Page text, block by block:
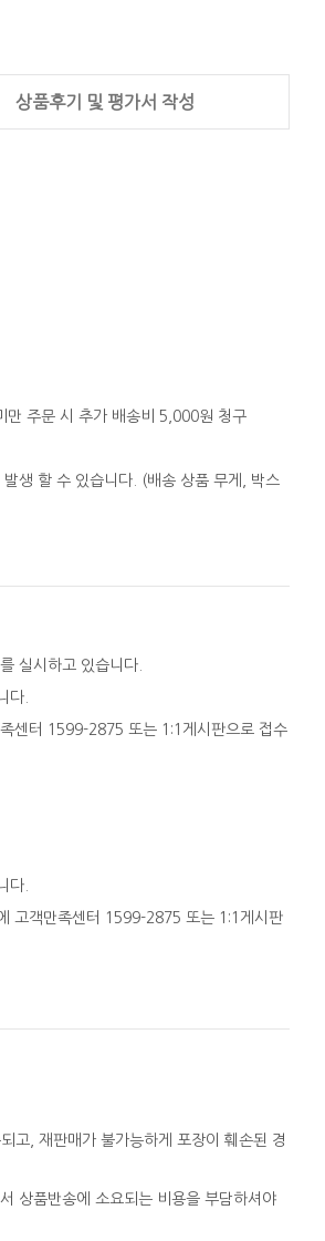
상품후기 및 평가서 작성
만 주문 시 추가 배송비 5,000원 청구
생 할 수 있습니다. (배송 상품 무게, 박스
실시하고 있습니다.
다.
센터 1599-2875 또는 1:1게시판으로 접수
다.
고객만족센터 1599-2875 또는 1:1게시판
고, 재판매가 불가능하게 포장이 훼손된 경
상품반송에 소요되는 비용을 부담하셔야